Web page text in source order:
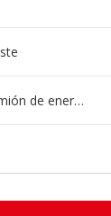
Nuevas piezas de camión de energía